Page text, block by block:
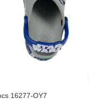
16277-OY7